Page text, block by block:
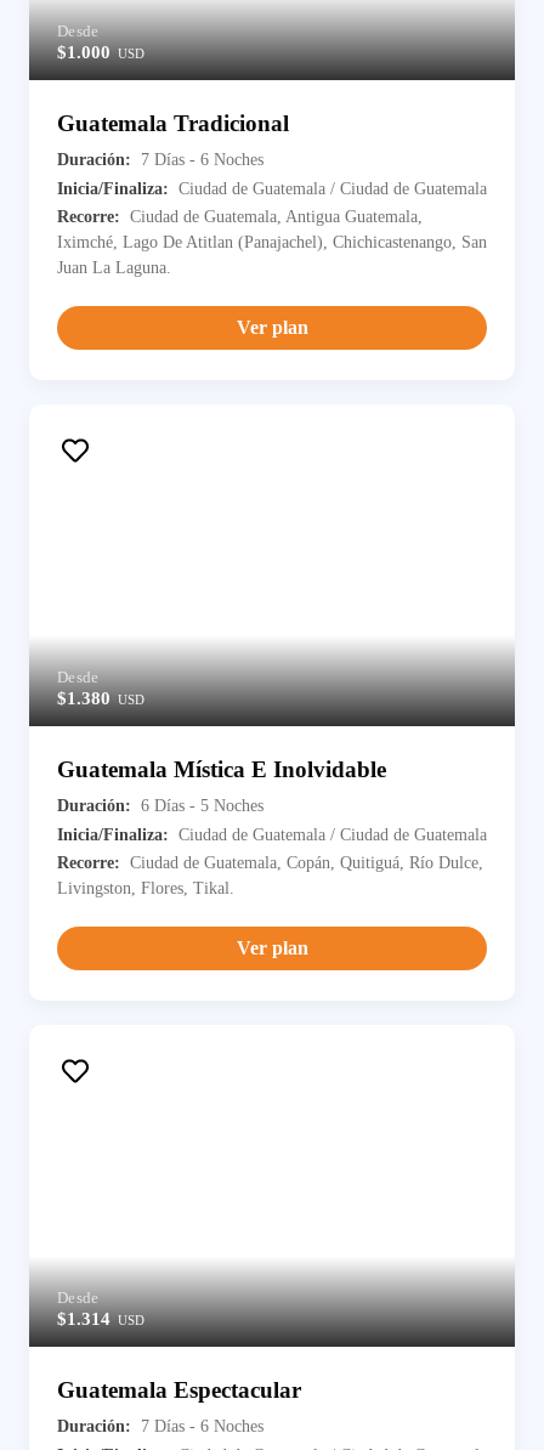
Desde
$1.000USD
Guatemala Tradicional
Duración:
7 Días - 6 Noches
Inicia/Finaliza: Ciudad de Guatemala / Ciudad de Guatemala
Recorre: Ciudad de Guatemala, Antigua Guatemala,
Iximché, Lago De Atitlan (Panajachel), Chichicastenango, San
Juan La Laguna.
Ver plan
Desde
$1.380USD
Guatemala Mística E Inolvidable
Duración: 6 Días - 5 Noches
Inicia/Finaliza: Ciudad de Guatemala / Ciudad de Guatemala
Recorre: Ciudad de Guatemala, Copán, Quitiguá, Río Dulce,
Livingston, Flores, Tikal.
Ver plan
Desde
$1.314USD
Guatemala Espectacular
Duración:
7 Días - 6 Noches